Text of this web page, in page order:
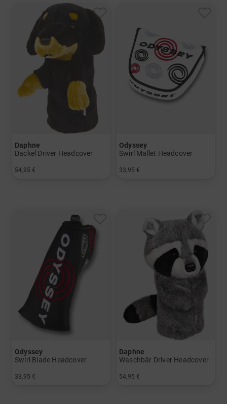
Daphne
Dackel Driver Headcover
54,95 €
Odyssey
Swirl Mallet Headcover
33,95 €
Odyssey
Swirl Blade Headcover
33,95 €
Daphne
Waschbär Driver Headcover
54,95 €